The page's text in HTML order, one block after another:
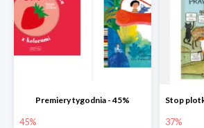
Premiery tygodnia - 45%
45% 37%